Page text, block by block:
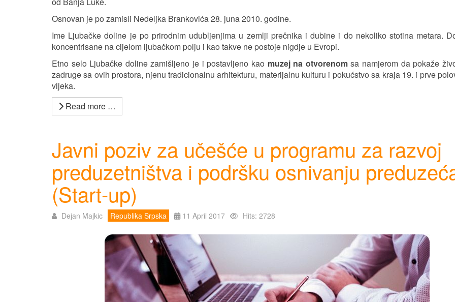
Osnovan je po zamisli Nedeljka Brankovića 28. juna 2010. godine.
Ime Ljubačke doline je po prirodnim udubljenjima u zemlji prečnika i dubine i do nekoliko stotina metara.
koncentrisane na cijelom ljubačkom polju i kao takve ne postoje nigdje u Evropi.
Etno selo Ljubačke doline zamišljeno je i postavljeno kao muzej na otvorenomsa namjerom da pokaže
zadruge sa ovih prostora, njenu tradicionalnu arhitekturu, materijalnu kulturu i pokućstvo sa kraja 19. i prve
vijeka.
Read more …
Javni poziv za učešće u programu za razvoj
preduzetništva i podršku osnivanju
(Start-up)
Dejan Majkic Republika Srpska 11 April 2017 Hits: 2728